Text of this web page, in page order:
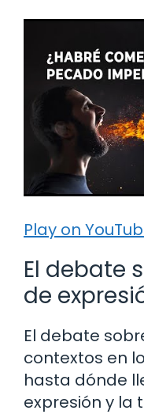
Play on
El debate
de
El debate
contextos en
hasta dónde
expresión y la